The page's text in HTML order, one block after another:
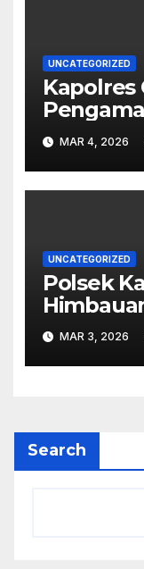
UNCATEGORIZED
Kapolres
dan
2577/
Loka
MAR 4, 2026
UNCATEGORIZED
Polsek
Siang
MAR 3, 2026
Search